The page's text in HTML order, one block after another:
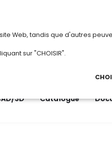
Du 3
3D Catalogue
Web, tandis que d'autres
sur "CHOISIR".